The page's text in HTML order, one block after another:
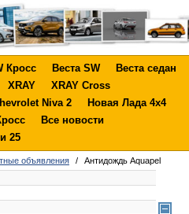
Кросс Веста SW
Веста седан
XRAY
XRAY Cross
Niva 2
Новая Лада 4х4
Все новости
25
объявления / Антидождь Aquapel